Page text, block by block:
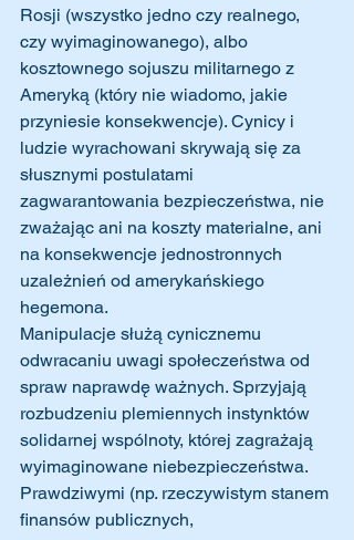
Rosji (wszystko jedno czy realnego,
czy wyimaginowanego), albo
kosztownego sojuszu militarnego z
Ameryką (który nie wiadomo, jakie
przyniesie konsekwencje). Cynicy i
ludzie wyrachowani skrywają się za
słusznymi postulatami
zagwarantowania bezpieczeństwa, nie
zważając ani na koszty materialne, ani
na konsekwencje jednostronnych
uzależnień od amerykańskiego
hegemona.
Manipulacje służą cynicznemu
odwracaniu uwagi społeczeństwa od
spraw naprawdę ważnych. Sprzyjają
rozbudzeniu plemiennych instynktów
solidarnej wspólnoty, której zagrażają
wyimaginowane niebezpieczeństwa.
Prawdziwymi (np. rzeczywistym stanem
finansów publicznych,